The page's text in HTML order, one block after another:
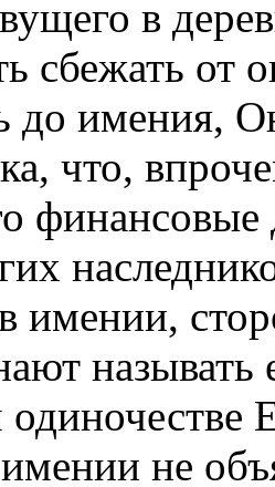
в
сбежать от
до имения,
что,
финансовые
имении,
одиночестве
не